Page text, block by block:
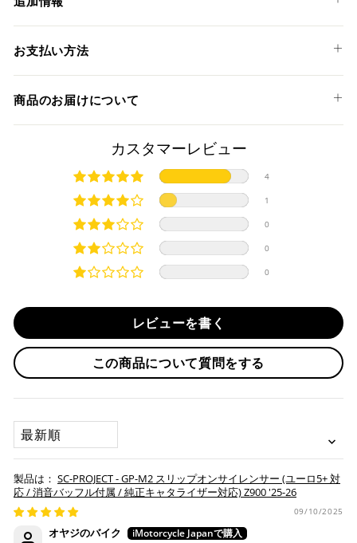
SPEED TRIPLE 1050 S / R '16-17
GP-TECHサイレンサーはオーバルサイレンサーと比べ、一回
体デザインを損ねることなく、スリムにマウントさせること
が可能です。
カーボンを惜しみなく採用しております。
溶接部分にはTIG溶接が施され、見た目の美しさだけでなく、
サイレンサー本体にはSC-PROJECT (SCプロジェクト) のロゴ
が施されております。
日本の一般公道での走行は不可です。
お支払い方法
クレジットカード
上記クレジットカードをご利用頂けます。
分割払い、リボ払い、3Dセキュア対応カードをご利用の
際は、『クレジットカード決済(3Dセキュア) - SBPS』を
ご選択ください。
対応支払回数について以下の通りです。
・分割払い (3,5,6,10,12,15,18,20,24回)
※ 分割払い、リボ払いは決済金額が税込10,000円以上の
場合のみご利用いただけます。
※ American Expressでの分割払いのご利用には、事前
す。
※ Diners Clubは分割払い非対応のため、一括払い・リ
ボ払いのみご利用頂けます。
※ 手数料、利息はご利用のカード会社の定めによります
ので、事前にご確認ください。
商品のお届けについて
商品発送までの日数について
ご希望商品の在庫状況により異なります。 詳しくは該当商品
選択後に表示される納期をご確認ください。
国内在庫ありの場合
・平日16時までのご注文、お支払い完了で即日発送いたしま
・前払い決済（銀行振込等）の場合、15時までに弊社でのご
入金確認が完了いたしましたら即日発送いたします。
・お取り寄せ商品等を一緒にご注文の場合は、基本的にはお
取り寄せ商品が揃ってからの発送になります。別で発送をご
お取り寄せの場合
・商品ページの納期はあくまで目安になりますので、納期が
早まる場合もございます。
・運送状況や繁忙期の影響により遅れが生じる場合もござい
カスタマーレビュー
4
1
0
0
0
レビューを書く
この商品について質問をする
SORT BY
SC-PROJECT - GP-M2 スリップオンサイレンサー (ユーロ5+ 対
応 / 消音バッフル付属 / 純正キャタライザー対応) Z900 '25-26
09/10/2025
オヤジのバイク